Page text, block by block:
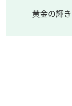
黄金の輝